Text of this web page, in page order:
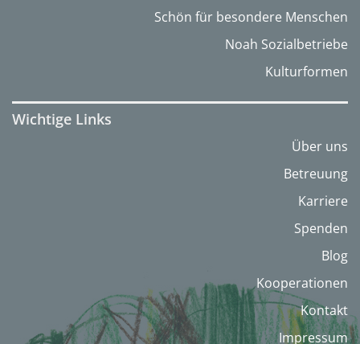
Schön für besondere Menschen
Noah Sozialbetriebe
Kulturformen
Wichtige Links
Über uns
Betreuung
Karriere
Spenden
Blog
Kooperationen
Kontakt
Impressum